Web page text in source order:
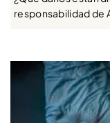
o
responsabilidad de